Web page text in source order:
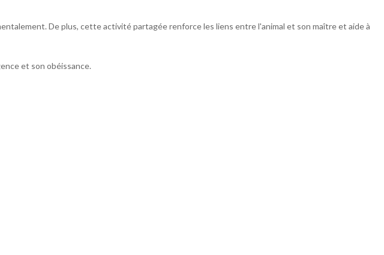
De plus, cette activité partagée renforce les liens entre l'animal et son maître et aide à
et son obéissance.